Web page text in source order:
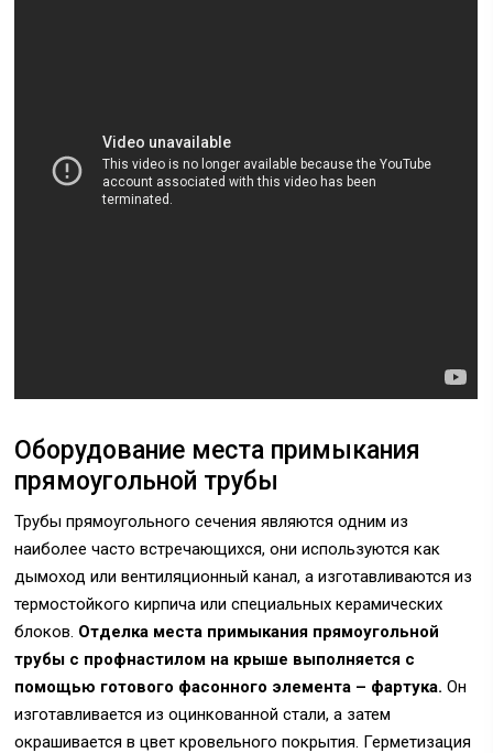
Оборудование места примыкания
прямоугольной трубы
Трубы прямоугольного сечения являются одним из
наиболее часто встречающихся, они используются как
дымоход или вентиляционный канал, а изготавливаются из
термостойкого кирпича или специальных керамических
блоков. Отделка места примыкания прямоугольной
трубы с профнастилом на крыше выполняется с
помощью готового фасонного элемента – фартука. Он
изготавливается из оцинкованной стали, а затем
окрашивается в цвет кровельного покрытия. Герметизация